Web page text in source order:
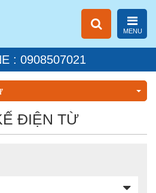
MENU
: 0908507021
ĐIỆN TỪ